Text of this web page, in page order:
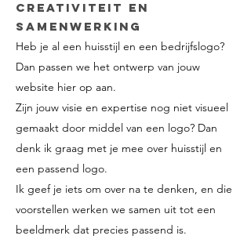
Creativiteit en
samenwerking
Heb je al een huisstijl en een bedrijfslogo?
Dan passen we het ontwerp van jouw
website hier op aan.
Zijn jouw visie en expertise nog niet visueel
gemaakt door middel van een logo? Dan
denk ik graag met je mee over huisstijl en
een passend logo.
Ik geef je iets om over na te denken, en die
voorstellen werken we samen uit tot een
beeldmerk dat precies passend is.